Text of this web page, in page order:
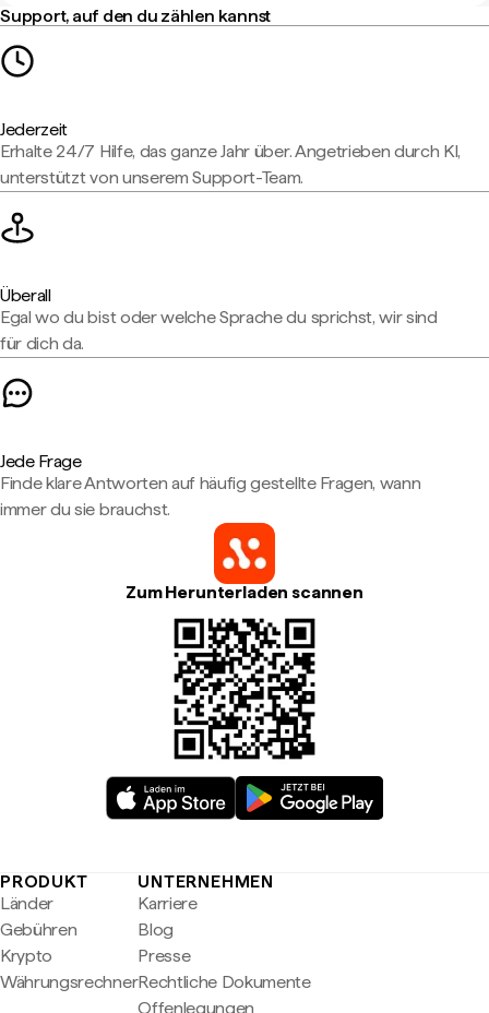
Support, auf den du zählen kannst
Jederzeit
Erhalte 24/7 Hilfe, das ganze Jahr über. Angetrieben durch KI,
unterstützt von unserem Support-Team.
Überall
Egal wo du bist oder welche Sprache du sprichst, wir sind
für dich da.
Jede Frage
Finde klare Antworten auf häufig gestellte Fragen, wann
immer du sie brauchst.
Zum Herunterladen scannen
PRODUKT
Länder
Gebühren
Krypto
Währungsrechner
UNTERNEHMEN
Karriere
Blog
Presse
Rechtliche Dokumente
Offenlegungen